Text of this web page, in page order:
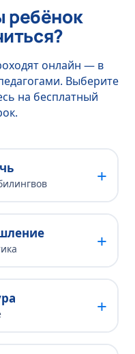
ребёнок
онлайн — в
Выберите
на бесплатный
+
+
+